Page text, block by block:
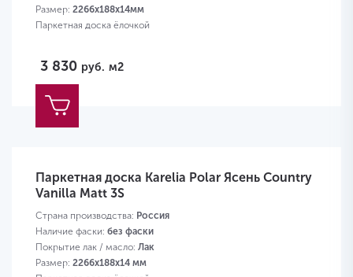
Размер: 2266х188х14мм
Паркетная доска ёлочкой
3 830 руб. м2
Паркетная доска Karelia Polar Ясень Country
Vanilla Matt 3S
Страна производства: Россия
Наличие фаски: без фаски
Покрытие лак / масло: Лак
Размер: 2266х188х14 мм